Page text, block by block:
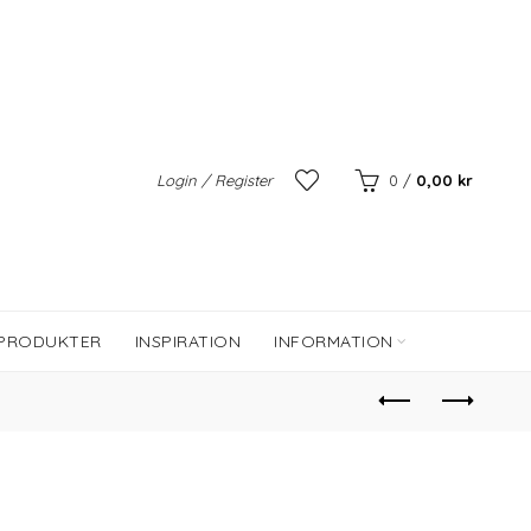
Login / Register 0 / 0,00 kr
INSPIRATION INFORMATION